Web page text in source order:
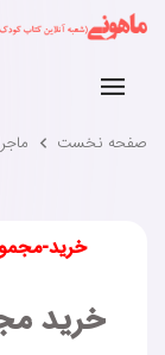
صفحه نخست
خرید-
خرید